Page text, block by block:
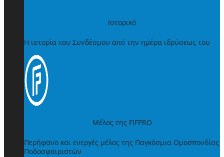
Ιστορικό
Η ιστορία του Συνδέσμου από την ημέρα ιδρύσεως του
Μέλος της FIFPRO
Περήφανο και ενεργές μέλος της Παγκόσμια Ομοσπονδίας
Ποδοσφαιριστών